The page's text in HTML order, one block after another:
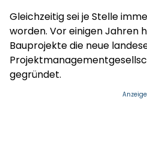
Gleichzeitig sei je Stelle
worden. Vor einigen Jahren
Bauprojekte die neue
gegründet.
Anzeige